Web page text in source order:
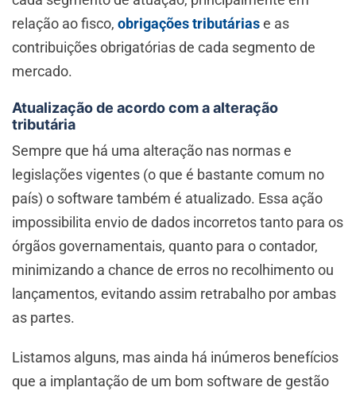
relação ao fisco, obrigações tributáriase as
contribuições obrigatórias de cada segmento de
mercado.
Atualização de acordo com a alteração
tributária
Sempre que há uma alteração nas normas e
legislações vigentes (o que é bastante comum no
país) o software também é atualizado. Essa ação
impossibilita envio de dados incorretos tanto para os
órgãos governamentais, quanto para o contador,
minimizando a chance de erros no recolhimento ou
lançamentos, evitando assim retrabalho por ambas
as partes.
Listamos alguns, mas ainda há inúmeros benefícios
que a implantação de um bom software de gestão